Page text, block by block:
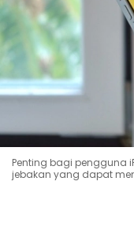
Penting bagi pengguna
jebakan yang dapat